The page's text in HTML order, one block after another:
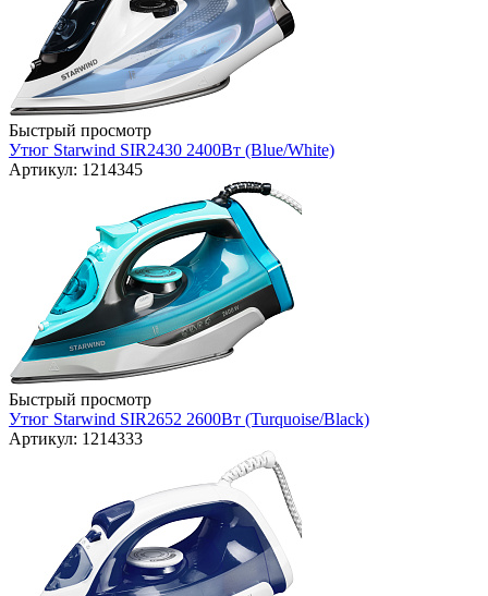
Быстрый просмотр
Утюг Starwind SIR2430 2400Вт (Blue/White)
Артикул: 1214345
Быстрый просмотр
Утюг Starwind SIR2652 2600Вт (Turquoise/Black)
Артикул: 1214333